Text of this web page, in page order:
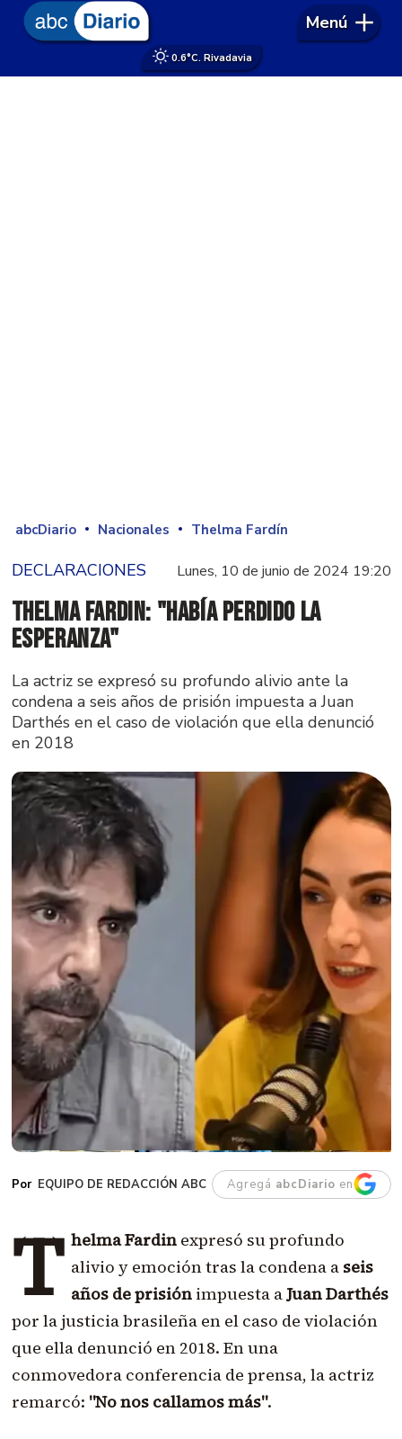
0.6°C. Rivadavia
Menú
abcDiario Nacionales Thelma Fardín
DECLARACIONES Lunes, 10 de junio de 2024 19:20
Thelma Fardin: "Había perdido la
esperanza"
La actriz se expresó su profundo alivio ante la
condena a seis años de prisión impuesta a Juan
Darthés en el caso de violación que ella denunció
en 2018
EQUIPO DE REDACCIÓN ABC Agregá abcDiario en
T helma Fardinexpresó su profundo
alivio y emoción tras la condena a seis
años de prisiónimpuesta aJuan Darthés
por la justicia brasileña en el caso de violación
que ella denunció en 2018. En una
conmovedora conferencia de prensa, la actriz
remarcó: "No nos callamos más".